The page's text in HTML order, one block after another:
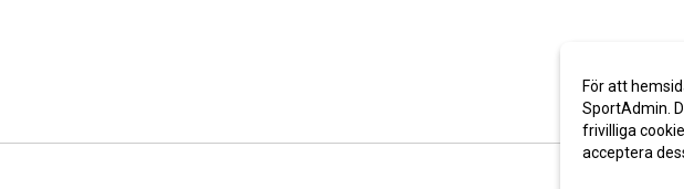
För att
SportAdmin.
frivilliga
acceptera